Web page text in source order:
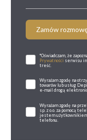
Zamów
*Oświadczam, że
Prywatności serwisu
treść.
Wyrażam zgodę na
towarów lub usług
e-mail drogą
Wyrażam zgodę na
sp. z o.o. za pomocą
jestem
telefonu.